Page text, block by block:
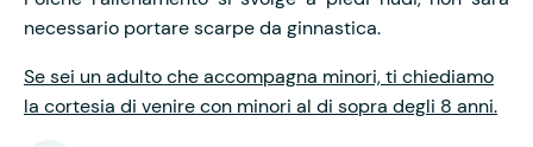
necessario portare scarpe da ginnastica.
Se sei un adulto che accompagna minori, ti chiediamo
la cortesia di venire con minori al di sopra degli 8 anni.